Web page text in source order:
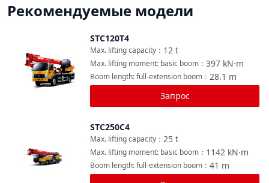
Рекомендуемые модели
STC120T4
12 t
Max. lifting capacity ：
397 kN·m
Max. lifting moment: basic boom ：
28.1 m
Boom length: full-extension boom ：
Запрос
STC250C4
25 t
Max. lifting capacity ：
1142 kN·m
Max. lifting moment: basic boom ：
41 m
Boom length: full-extension boom ：